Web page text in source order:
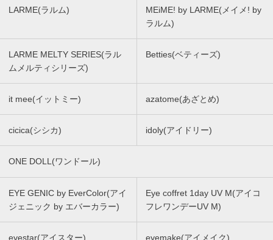
LARME(ラルム)
MEiME! by LARME(メイメ! by
ラルム)
LARME MELTY SERIES(ラル
ムメルティシリーズ)
Betties(ベティーズ)
it mee(イットミー) azatome(あざとめ)
cicica(シシカ) idoly(アイドリー)
ONE DOLL(ワンドール)
EYE GENIC by EverColor(アイ
ジェニック by エバーカラー)
Eye coffret 1day UV M(アイコ
フレワンデーUV M)
eyestar(アイスター) eyemake(アイメイク)